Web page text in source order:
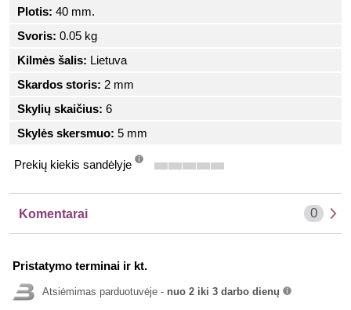
Plotis: 40 mm.
Svoris: 0.05 kg
Kilmės šalis: Lietuva
Skardos storis: 2 mm
Skylių skaičius: 6
Skylės skersmuo: 5 mm
Prekių kiekis sandėlyje
Komentarai 0
Pristatymo terminai ir kt.
Atsiėmimas parduotuvėje - nuo 2 iki 3 darbo dienų